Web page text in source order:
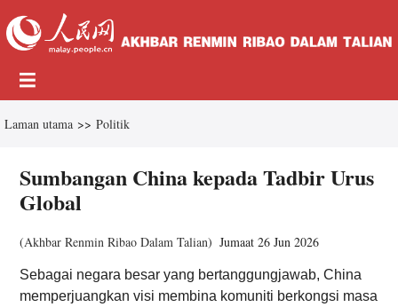
Laman utama >> Politik
Sumbangan China kepada Tadbir Urus
Global
(Akhbar Renmin Ribao Dalam Talian) Jumaat 26 Jun 2026
Sebagai negara besar yang bertanggungjawab, China
memperjuangkan visi membina komuniti berkongsi masa